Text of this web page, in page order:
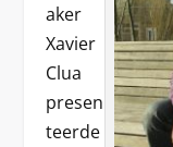
aker
Xavier
Clua
presen
teerde